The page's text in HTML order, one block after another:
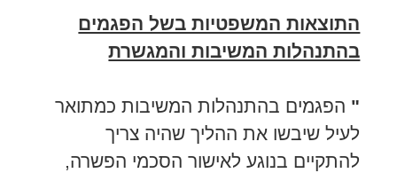
התוצאות המשפטיות בשל הפגמים
בהתנהלות המשיבות והמגשרת
" הפגמים בהתנהלות המשיבות כמתואר
לעיל שיבשו את ההליך שהיה צריך
להתקיים בנוגע לאישור הסכמי הפשרה,